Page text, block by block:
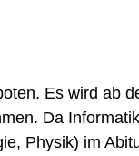
Es wird ab
Da
Physik) im